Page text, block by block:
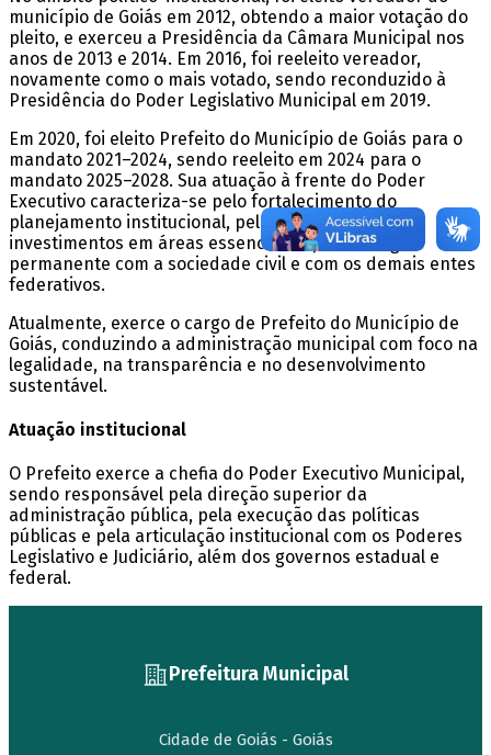
município de Goiás em 2012, obtendo a maior votação do
pleito, e exerceu a Presidência da Câmara Municipal nos
anos de 2013 e 2014. Em 2016, foi reeleito vereador,
novamente como o mais votado, sendo reconduzido à
Presidência do Poder Legislativo Municipal em 2019.
Em 2020, foi eleito Prefeito do Município de Goiás para o
mandato 2021–2024, sendo reeleito em 2024 para o
mandato 2025–2028. Sua atuação à frente do Poder
Executivo caracteriza-se pelo fortalecimento do
planejamento institucional, pela ampliação de
investimentos em áreas essenciais e pelo diálogo
permanente com a sociedade civil e com os demais entes
federativos.
Atualmente, exerce o cargo de Prefeito do Município de
Goiás, conduzindo a administração municipal com foco na
legalidade, na transparência e no desenvolvimento
sustentável.
Atuação institucional
O Prefeito exerce a chefia do Poder Executivo Municipal,
sendo responsável pela direção superior da
administração pública, pela execução das políticas
públicas e pela articulação institucional com os Poderes
Legislativo e Judiciário, além dos governos estadual e
federal.
Prefeitura Municipal
Cidade de Goiás - Goiás